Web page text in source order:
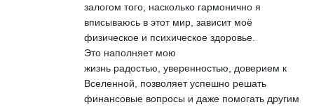
залогом того, насколько гармонично я
вписываюсь в этот мир, зависит моё
физическое и психическое здоровье.
Это наполняет мою
жизнь радостью, уверенностью, доверием к
Вселенной, позволяет успешно решать
финансовые вопросы и даже помогать другим